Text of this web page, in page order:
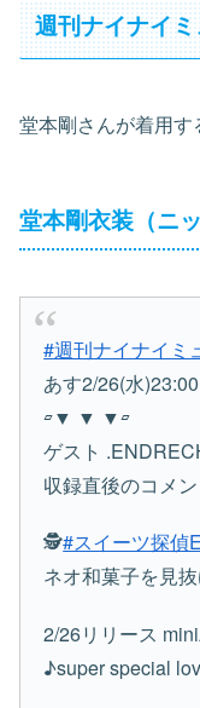
週刊ナイナイ
堂本剛さんが着用す
堂本剛衣装（ニッ
#週刊ナイナイミ
あす2/26(水
▱▼ ▼ ▼▱
ゲスト
収録直後のコメ
🕵️#スイーツ探偵
ネオ和菓子を見
2/26リリース
♪super special